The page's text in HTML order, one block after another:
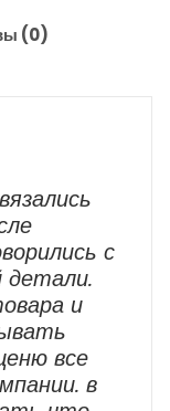
(0)
с
детали.
и
все
в